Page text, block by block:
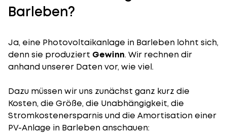
Barleben?
Ja, eine Photovoltaikanlage in Barleben lohnt sich,
denn sie produziert Gewinn. Wir rechnen dir
anhand unserer Daten vor, wie viel.
Dazu müssen wir uns zunächst ganz kurz die
Kosten, die Größe, die Unabhängigkeit, die
Stromkostenersparnis und die Amortisation einer
PV-Anlage in Barleben anschauen: